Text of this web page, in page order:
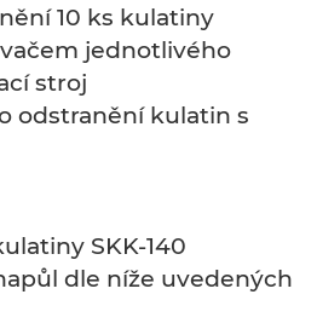
10 ks kulatiny
jednotlivého
stroj
odstranění kulatin s
SKK-140
dle níže uvedených